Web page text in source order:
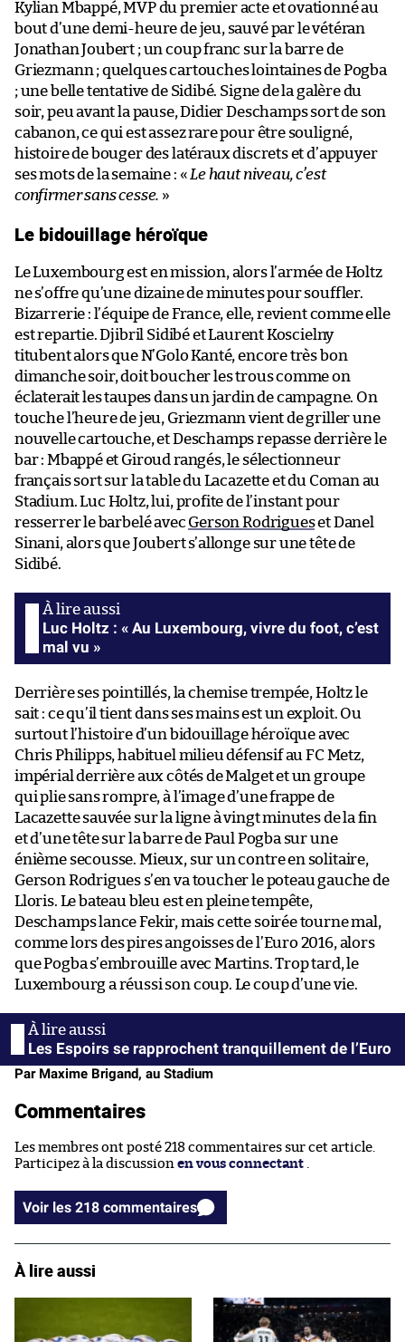
Kylian Mbappé, MVP du premier acte et ovationné au
bout d’une demi-heure de jeu, sauvé par le vétéran
Jonathan Joubert ; un coup franc sur la barre de
Griezmann ; quelques cartouches lointaines de Pogba
; une belle tentative de Sidibé. Signe de la galère du
soir, peu avant la pause, Didier Deschamps sort de son
cabanon, ce qui est assez rare pour être souligné,
histoire de bouger des latéraux discrets et d’appuyer
ses mots de la semaine : « Le haut niveau, c’est
confirmer sans cesse. »
Le bidouillage héroïque
Le Luxembourg est en mission, alors l’armée de Holtz
ne s’offre qu’une dizaine de minutes pour souffler.
Bizarrerie : l’équipe de France, elle, revient comme elle
est repartie. Djibril Sidibé et Laurent Koscielny
titubent alors que N’Golo Kanté, encore très bon
dimanche soir, doit boucher les trous comme on
éclaterait les taupes dans un jardin de campagne. On
touche l’heure de jeu, Griezmann vient de griller une
nouvelle cartouche, et Deschamps repasse derrière le
bar : Mbappé et Giroud rangés, le sélectionneur
français sort sur la table du Lacazette et du Coman au
Stadium. Luc Holtz, lui, profite de l’instant pour
resserrer le barbelé avec Gerson Rodrigueset Danel
Sinani, alors que Joubert s’allonge sur une tête de
Sidibé.
Luc Holtz : « Au Luxembourg, vivre du foot, c’est
mal vu »
Derrière ses pointillés, la chemise trempée, Holtz le
sait : ce qu’il tient dans ses mains est un exploit. Ou
surtout l’histoire d’un bidouillage héroïque avec
Chris Philipps, habituel milieu défensif au FC Metz,
impérial derrière aux côtés de Malget et un groupe
qui plie sans rompre, à l’image d’une frappe de
Lacazette sauvée sur la ligne à vingt minutes de la fin
et d’une tête sur la barre de Paul Pogba sur une
énième secousse. Mieux, sur un contre en solitaire,
Gerson Rodrigues s’en va toucher le poteau gauche de
Lloris. Le bateau bleu est en pleine tempête,
Deschamps lance Fekir, mais cette soirée tourne mal,
comme lors des pires angoisses de l’Euro 2016, alors
que Pogba s’embrouille avec Martins. Trop tard, le
Luxembourg a réussi son coup. Le coup d’une vie.
Les Espoirs se rapprochent tranquillement de l’Euro
Par Maxime Brigand, au Stadium
Commentaires
Les membres ont posté 218 commentaires sur cet article.
Participez à la discussion en vous connectant
Voir les 218 commentaires
À lire aussi